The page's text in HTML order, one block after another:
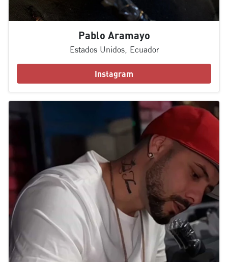
Pablo Aramayo
Estados Unidos, Ecuador
Instagram